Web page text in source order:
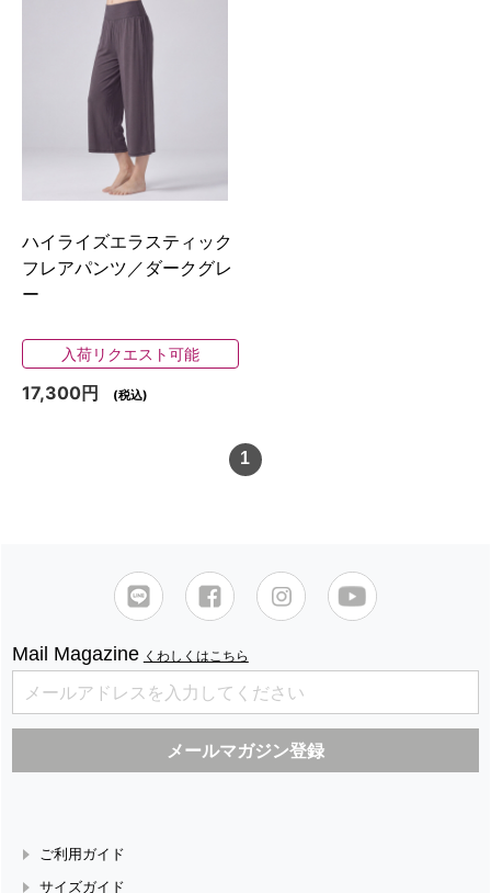
ハイライズエラスティック
フレアパンツ／ダークグレ
ー
入荷リクエスト可能
17,300円 (税込)
1
Mail Magazine くわしくはこちら
ご利用ガイド
サイズガイド